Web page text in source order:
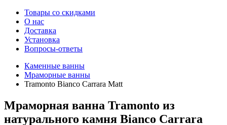
Товары со скидками
О нас
Доставка
Установка
Вопросы-ответы
Каменные ванны
Мраморные ванны
Tramonto Bianco Carrara Matt
Мраморная ванна Tramonto из
натурального камня Bianco Carrara